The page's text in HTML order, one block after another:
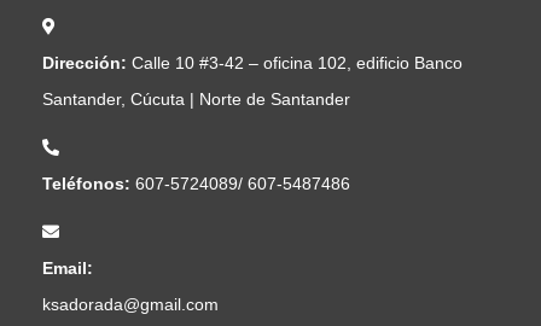
Dirección: Calle 10 #3-42 – oficina 102, edificio Banco
Santander, Cúcuta | Norte de Santander
Teléfonos: 607-5724089/ 607-5487486
Email:
ksadorada@gmail.com